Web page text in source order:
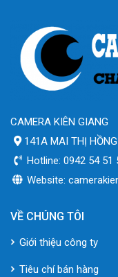
CAMERA KIÊN GIANG
141A MAI THỊ
Hotline: 0942 54 51
Website:
VỀ CHÚNG TÔI
Giới thiệu công ty
Tiêu chí bán hàng